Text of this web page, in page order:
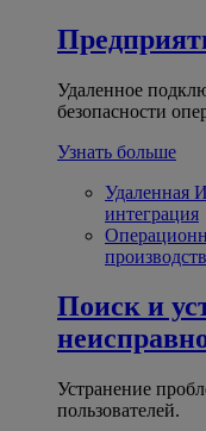
Удаленное
безопасности
Узнать больше
Удаленная
интеграция
Поиск и
Устранение
пользователей.